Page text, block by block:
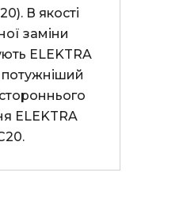
В якості
заміни
ELEKTRA
потужніший
ELEKTRA